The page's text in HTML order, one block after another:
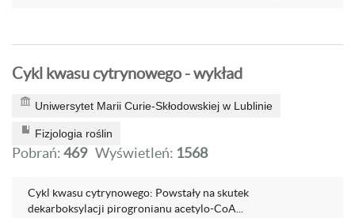
Cykl kwasu cytrynowego - wykład
Uniwersytet Marii Curie-Skłodowskiej w Lublinie
Fizjologia roślin
Pobrań:469 Wyświetleń: 1568
Cykl kwasu cytrynowego: Powstały na skutek
dekarboksylacji pirogronianu acetylo-CoA...